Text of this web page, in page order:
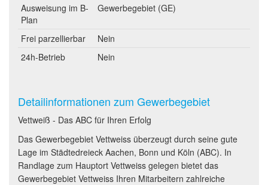
Ausweisung im B-
Plan
Gewerbegebiet (GE)
Frei parzellierbar
Nein
24h-Betrieb
Nein
Detailinformationen zum Gewerbegebiet
Vettweiß - Das ABC für Ihren Erfolg
Das Gewerbegebiet Vettweiss überzeugt durch seine gute
Lage im Städtedreieck Aachen, Bonn und Köln (ABC). In
Randlage zum Hauptort Vettweiss gelegen bietet das
Gewerbegebiet Vettweiss Ihren Mitarbeitern zahlreiche